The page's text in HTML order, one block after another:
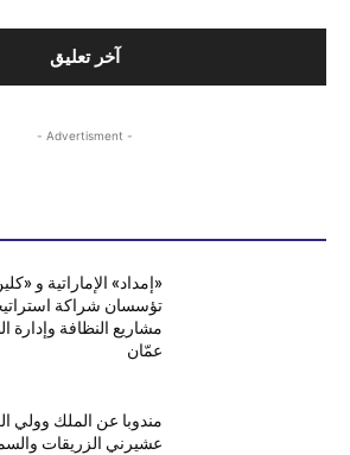
- Advertisment -
«إمداد» الإماراتية و
تؤسسان شراكة
مشاريع النظافة وإدارة
عمّان
مندوبا عن الملك وولي
عشيرني الزريقات